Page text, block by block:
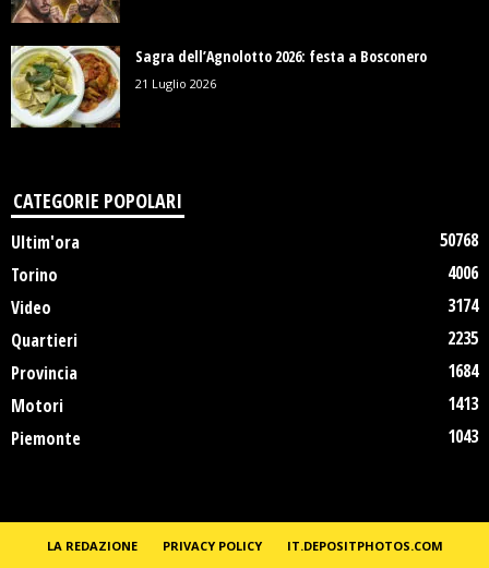
Sagra dell’Agnolotto 2026: festa a Bosconero
21 Luglio 2026
CATEGORIE POPOLARI
Ultim'ora
50768
Torino
4006
Video
3174
Quartieri
2235
Provincia
1684
Motori
1413
Piemonte
1043
LA REDAZIONE PRIVACY POLICY IT.DEPOSITPHOTOS.COM